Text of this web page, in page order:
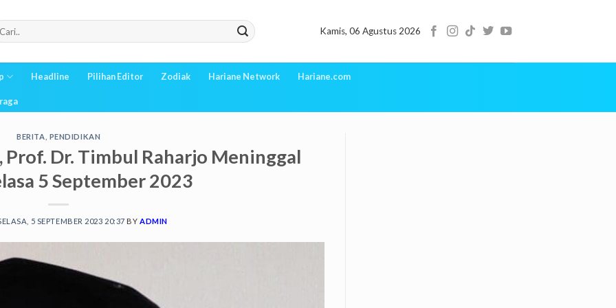
Kamis, 06 Agustus 2026
Headline Pilihan Editor Zodiak Hariane Network Hariane.com
BERITA PENDIDIKAN
Prof. Dr. Timbul Raharjo Meninggal
5 September 2023
5 SEPTEMBER 2023 20:37 BY ADMIN